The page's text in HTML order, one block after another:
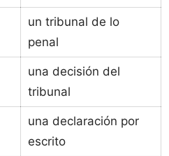
un tribunal de lo
penal
una decisión del
tribunal
una declaración por
escrito